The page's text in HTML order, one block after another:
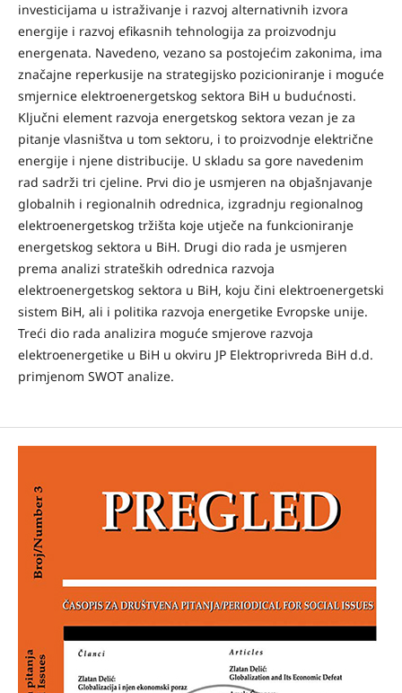
investicijama u istraživanje i razvoj alternativnih izvora
energije i razvoj efikasnih tehnologija za proizvodnju
energenata. Navedeno, vezano sa postojećim zakonima, ima
značajne reperkusije na strategijsko pozicioniranje i moguće
smjernice elektroenergetskog sektora BiH u budućnosti.
Ključni element razvoja energetskog sektora vezan je za
pitanje vlasništva u tom sektoru, i to proizvodnje električne
energije i njene distribucije. U skladu sa gore navedenim
rad sadrži tri cjeline. Prvi dio je usmjeren na objašnjavanje
globalnih i regionalnih odrednica, izgradnju regionalnog
elektroenergetskog tržišta koje utječe na funkcioniranje
energetskog sektora u BiH. Drugi dio rada je usmjeren
prema analizi strateških odrednica razvoja
elektroenergetskog sektora u BiH, koju čini elektroenergetski
sistem BiH, ali i politika razvoja energetike Evropske unije.
Treći dio rada analizira moguće smjerove razvoja
elektroenergetike u BiH u okviru JP Elektroprivreda BiH d.d.
primjenom SWOT analize.